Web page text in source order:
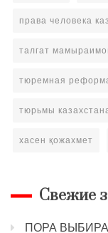
права человека
талгат
тюремная
тюрьмы
хасен қожахмет
Свежие
ПОРА